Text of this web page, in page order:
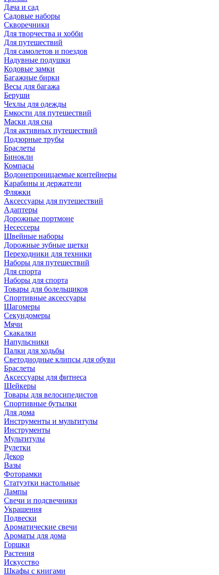
Дача и сад
Садовые наборы
Скворечники
Для творчества и хобби
Для путешествий
Для самолетов и поездов
Надувные подушки
Кодовые замки
Багажные бирки
Весы для багажа
Беруши
Чехлы для одежды
Емкости для путешествий
Маски для сна
Для активных путешествий
Подзорные трубы
Браслеты
Бинокли
Компасы
Водонепроницаемые контейнеры
Карабины и держатели
Фляжки
Аксессуары для путешествий
Адаптеры
Дорожные портмоне
Несессеры
Швейные наборы
Дорожные зубные щетки
Переходники для техники
Наборы для путешествий
Для спорта
Наборы для спорта
Товары для болельщиков
Спортивные аксессуары
Шагомеры
Секундомеры
Мячи
Скакалки
Напульсники
Палки для ходьбы
Светодиодные клипсы для обуви
Браслеты
Аксессуары для фитнеса
Шейкеры
Товары для велосипедистов
Спортивные бутылки
Для дома
Инструменты и мультитулы
Инструменты
Мультитулы
Рулетки
Декор
Вазы
Фоторамки
Статуэтки настольные
Лампы
Свечи и подсвечники
Украшения
Подвески
Ароматические свечи
Ароматы для дома
Горшки
Растения
Искусство
Шкафы с книгами